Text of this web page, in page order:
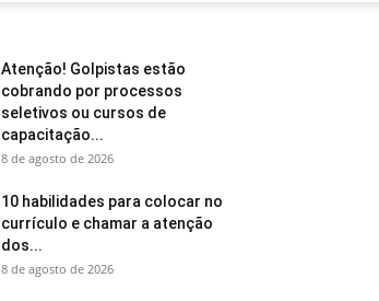
Atenção! Golpistas estão
cobrando por processos
seletivos ou cursos de
capacitação...
8 de agosto de 2026
10 habilidades para colocar no
currículo e chamar a atenção
dos...
8 de agosto de 2026